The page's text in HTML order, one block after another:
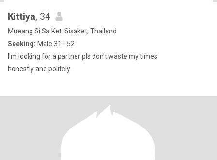
Kittiya, 34
Mueang Si Sa Ket, Sisaket, Thailand
Seeking: Male 31 - 52
I'm looking for a partner pls don't waste my times
honestly and politely